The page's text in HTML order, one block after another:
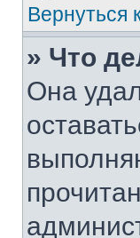
Вернуться
» Что
Она